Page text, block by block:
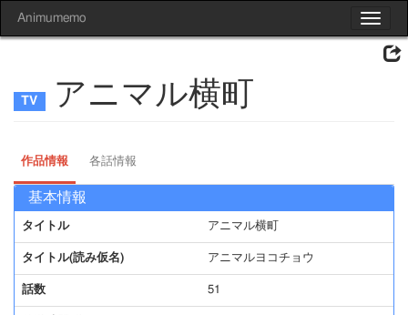
Toggle
Animumemo
アニマル横町
作品情報 各話情報
基本情報
タイトル アニマル横町
タイトル(読み仮名) アニマルヨコチョウ
話数 51